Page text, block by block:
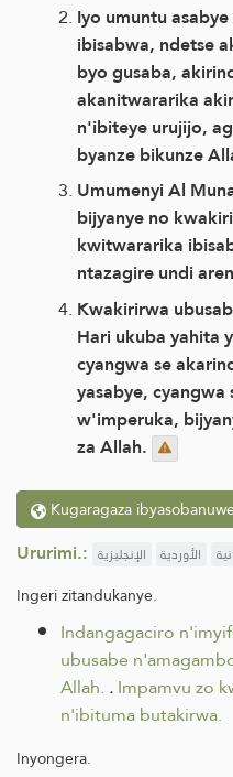
Iyo umuntu
ibisabwa, ndetse
byo gusaba,
akanitwararika
n'ibiteye urujijo,
byanze bikunze
Umumenyi Al
bijyanye no
kwitwararika
ntazagire undi
Kwakirirwa
Hari ukuba yahita
cyangwa se
yasabye,
w'imperuka,
za Allah.
Kugaragaza
Ururimi.: الإنجليزية الأوردية
Ingeri zitandukanye.
Indangagaciro
ubusabe
Allah. .Impamvu zo
n'ibituma butakirwa.
Inyongera.